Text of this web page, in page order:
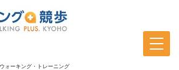
ォーキング・トレーニング